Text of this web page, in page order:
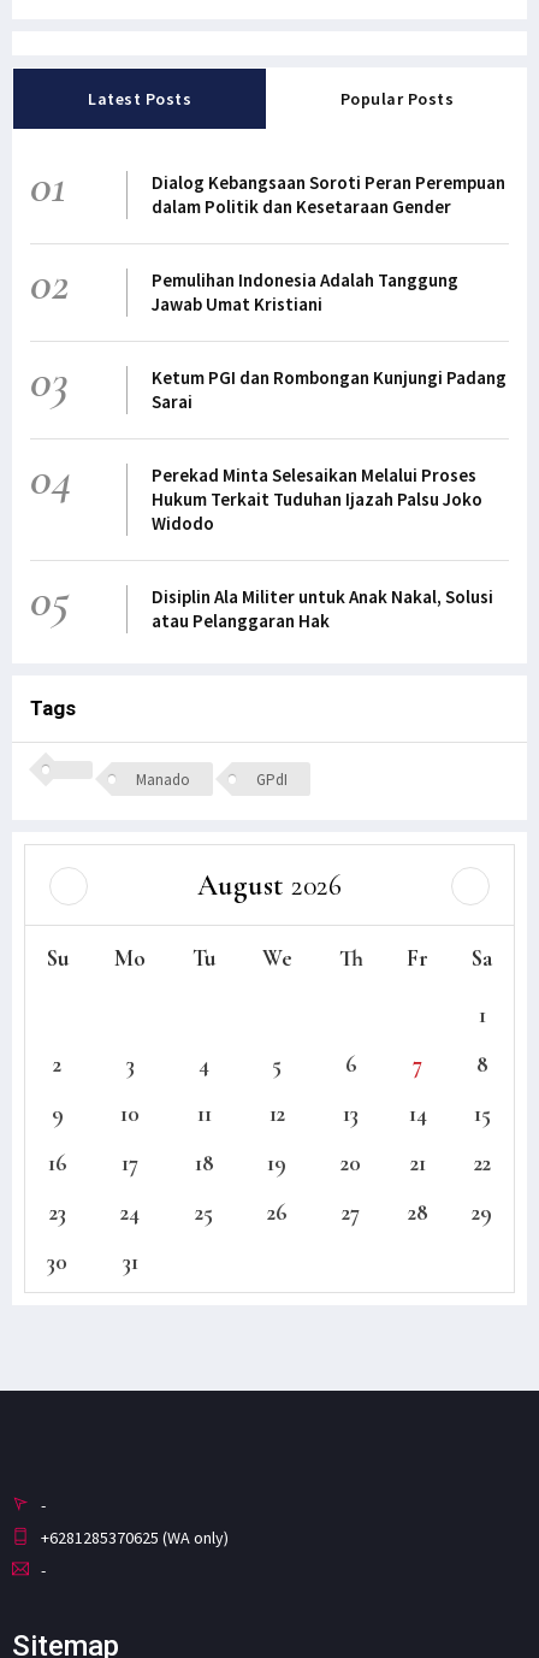
Latest Posts Popular Posts
01
Dialog Kebangsaan Soroti Peran Perempuan
dalam Politik dan Kesetaraan Gender
02
Pemulihan Indonesia Adalah Tanggung
Jawab Umat Kristiani
03
Ketum PGI dan Rombongan Kunjungi Padang
Sarai
04
Perekad Minta Selesaikan Melalui Proses
Hukum Terkait Tuduhan Ijazah Palsu Joko
Widodo
05
Disiplin Ala Militer untuk Anak Nakal, Solusi
atau Pelanggaran Hak
Tags
Manado GPdI
August 2026
Su Mo Tu We Th Fr Sa
1
2
3 4 5 6 7
8
9
10 11 12 13 14
15
16
17 18 19 20 21
22
23
24 25 26 27 28
29
30
31
-
+6281285370625 (WA only)
-
Sitemap